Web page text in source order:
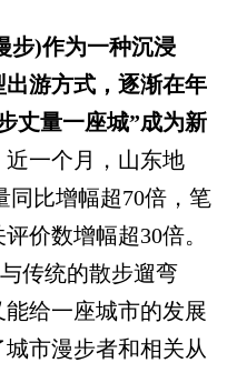
)作为一种沉浸
游方式，逐渐在年
丈量一座城”成为新
一个月，山东地
同比增幅超70倍，笔
价数增幅超30倍。
传统的散步遛弯
给一座城市的发展
市漫步者和相关从